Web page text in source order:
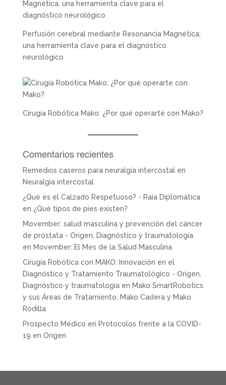
Perfusión cerebral mediante Resonancia Magnética:
una herramienta clave para el diagnóstico
neurológico
Cirugía Robótica Mako: ¿Por qué operarte con Mako?
Comentarios recientes
Remedios caseros para neuralgia intercostalen
Neuralgia intercostal
¿Qué es el Calzado Respetuoso? - Raia Diplomática
en ¿Qué tipos de pies existen?
Movember: salud masculina y prevención del cáncer
de próstata - Origen, Diagnóstico y traumatología
en Movember: El Mes de la Salud Masculina
Cirugía Robótica con MAKO: Innovación en el
Diagnóstico y Tratamiento Traumatológico - Origen,
Diagnóstico y traumatologíaen Mako SmartRobotics
y sus Áreas de Tratamiento: Mako Cadera y Mako
Rodilla
Prospecto Médico en Protocolos frente a la COVID-
19 en Origen